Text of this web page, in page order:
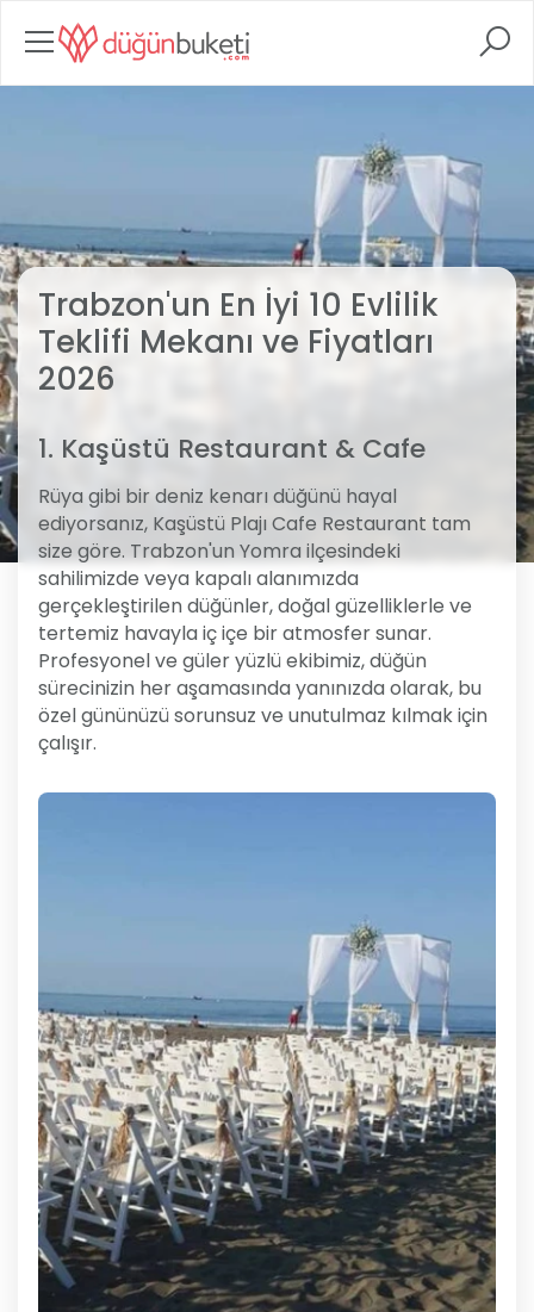
Trabzon'un En İyi 10 Evlilik
Teklifi Mekanı ve Fiyatları
2026
1. Kaşüstü Restaurant & Cafe
Rüya gibi bir deniz kenarı düğünü hayal
ediyorsanız, Kaşüstü Plajı Cafe Restaurant tam
size göre. Trabzon'un Yomra ilçesindeki
sahilimizde veya kapalı alanımızda
gerçekleştirilen düğünler, doğal güzelliklerle ve
tertemiz havayla iç içe bir atmosfer sunar.
Profesyonel ve güler yüzlü ekibimiz, düğün
sürecinizin her aşamasında yanınızda olarak, bu
özel gününüzü sorunsuz ve unutulmaz kılmak için
çalışır.